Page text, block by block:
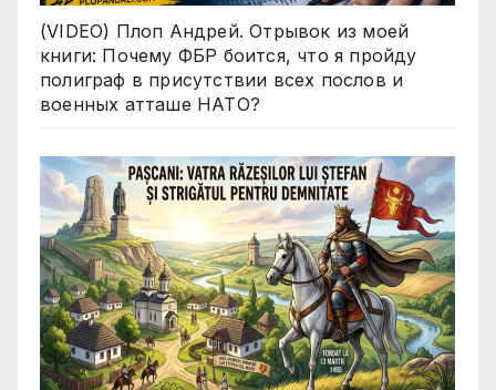
(VIDEO) Плоп Андрей. Отрывок из моей
книги: Почему ФБР боится, что я пройду
полиграф в присутствии всех послов и
военных атташе НАТО?